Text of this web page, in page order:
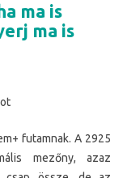
ma is
ma is
futamnak. A 2925
mezőny, azaz